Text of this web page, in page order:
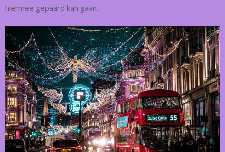
hiermee gepaard kan gaan.